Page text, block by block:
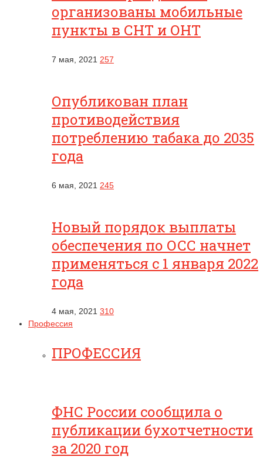
организованы мобильные
пункты в СНТ и ОНТ
7 мая, 2021 257
Опубликован план
противодействия
потреблению табака до 2035
года
6 мая, 2021 245
Новый порядок выплаты
обеспечения по ОСС начнет
применяться с 1 января 2022
года
4 мая, 2021 310
Профессия
ПРОФЕССИЯ
ФНС России сообщила о
публикации бухотчетности
за 2020 год